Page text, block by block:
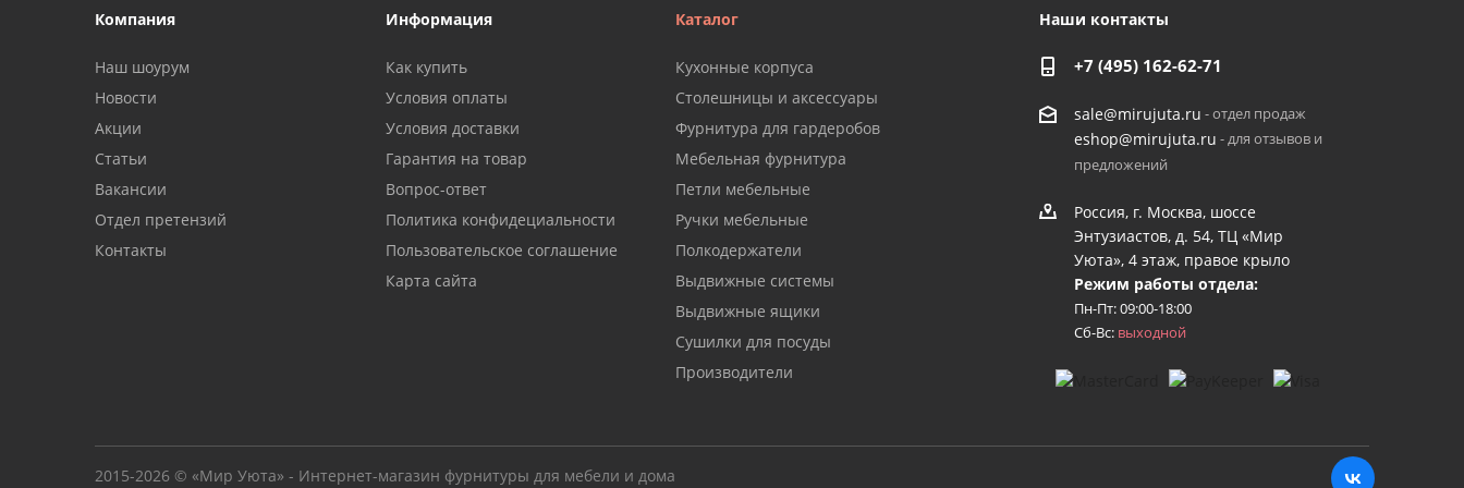
Компания
Наш шоурум
Новости
Акции
Статьи
Вакансии
Отдел претензий
Контакты
Информация
Как купить
Условия оплаты
Условия доставки
Гарантия на товар
Вопрос-ответ
Политика конфидециальности
Пользовательское соглашение
Карта сайта
Каталог
Кухонные корпуса
Столешницы и аксессуары
Фурнитура для гардеробов
Мебельная фурнитура
Петли мебельные
Ручки мебельные
Полкодержатели
Выдвижные системы
Выдвижные ящики
Сушилки для посуды
Производители
Наши контакты
+7 (495) 162-62-71
sale@mirujuta.ru - отдел продаж
eshop@mirujuta.ru - для отзывов и
предложений
Россия, г. Москва, шоссе
Энтузиастов, д. 54, ТЦ «Мир
Уюта», 4 этаж, правое крыло
Режим работы отдела:
Пн-Пт: 09:00-18:00
Сб-Вс: выходной
2015-2026 © «Мир Уюта» - Интернет-магазин фурнитуры для мебели и дома